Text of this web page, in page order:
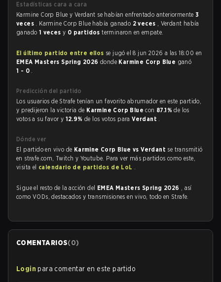
Estadísticas cara a cara
Karmine Corp Blue y Verdant se habían enfrentado anteriormente3
veces . Karmine Corp Blue había ganado 2 veces , Verdant había
ganado 1 vecesy 0 partidosterminaron en empate.
El último partido entre ellos se jugó el 8 jun 2026 a las 18:00 en
EMEA Masters Spring 2026 donde Karmine Corp Blue ganó
1 - 0 .
Predicción del partido
Los usuarios de Strafe tenían un favorito abrumador en este partido,
y predijeron la victoria de Karmine Corp Bluecon 87.1%de los
votos a su favor y 12.9%de los votos paraVerdant .
Dónde ver
El partido en vivo de Karmine Corp Blue vs Verdant se transmitió
en strafe.com, Twitch y Youtube. Para ver más partidos como este,
visita el calendario de partidos de LoL .
Sigue el resto de la acción del EMEA Masters Spring 2026 , así
como VODs, destacados y transmisiones en vivo, todo en Strafe.
COMENTARIOS(0)
Login para comentar en este partido